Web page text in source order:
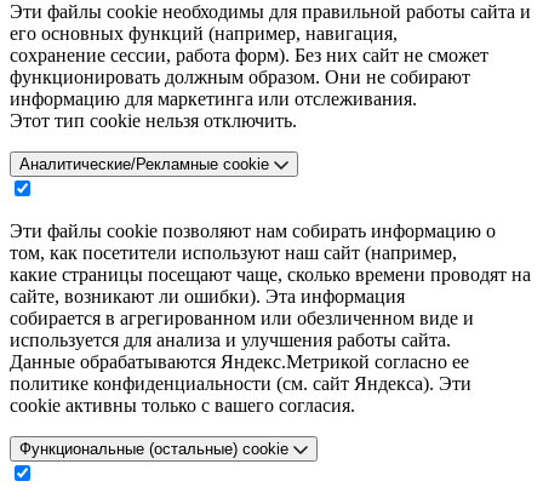
Эти файлы cookie необходимы для правильной работы сайта и
его основных функций (например, навигация,
сохранение сессии, работа форм). Без них сайт не сможет
функционировать должным образом. Они не собирают
информацию для маркетинга или отслеживания.
Этот тип cookie нельзя отключить.
Аналитические/Рекламные cookie
Эти файлы cookie позволяют нам собирать информацию о
том, как посетители используют наш сайт (например,
какие страницы посещают чаще, сколько времени проводят на
сайте, возникают ли ошибки). Эта информация
собирается в агрегированном или обезличенном виде и
используется для анализа и улучшения работы сайта.
Данные обрабатываются Яндекс.Метрикой согласно ее
политике конфиденциальности (см. сайт Яндекса). Эти
cookie активны только с вашего согласия.
Функциональные (остальные) cookie